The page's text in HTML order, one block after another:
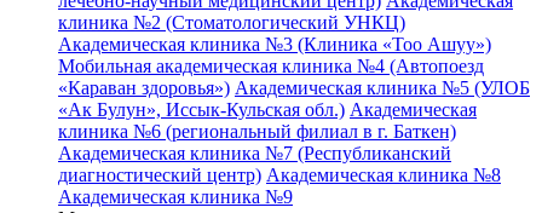
клиника №2 (Стоматологический УНКЦ)
Академическая клиника №3 (Клиника «Тоо Ашуу»)
Мобильная академическая клиника №4 (Автопоезд
«Караван здоровья») Академическая клиника №5 (УЛОБ
«Ак Булун», Иссык-Кульская обл.) Академическая
клиника №6 (региональный филиал в г. Баткен)
Академическая клиника №7 (Республиканский
диагностический центр) Академическая клиника №8
Академическая клиника №9